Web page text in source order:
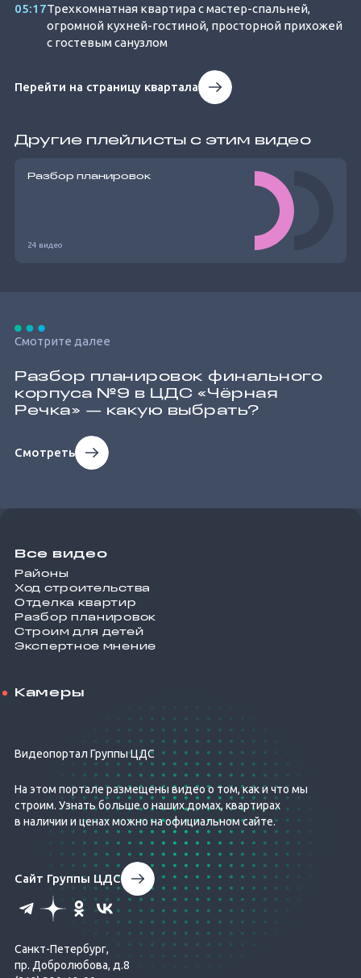
05:17Трехкомнатная квартира с мастер-спальней,
огромной кухней-гостиной, просторной прихожей
с гостевым санузлом
Перейти на страницу квартала
Другие плейлисты с этим видео
Разбор планировок
24 видео
Смотрите далее
Разбор планировок финального
корпуса №9 в ЦДС «Чёрная
Речка» — какую выбрать?
Смотреть
Все видео
Районы
Ход строительства
Отделка квартир
Разбор планировок
Строим для детей
Экспертное мнение
Камеры
Видеопортал Группы ЦДС
На этом портале размещены видео о том, как и что мы
строим. Узнать больше о наших домах, квартирах
в наличии и ценах можно на официальном сайте.
Сайт Группы ЦДС
Санкт-Петербург,
пр. Добролюбова, д.8